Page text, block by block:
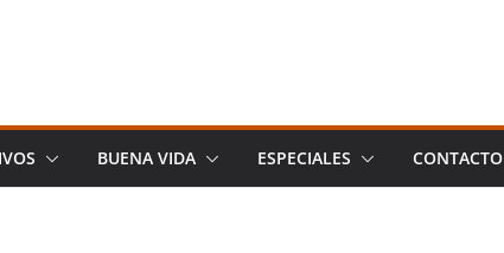
BUENA VIDA ESPECIALES CONTACTO